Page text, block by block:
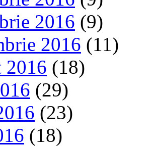
2016 (9)
2016 (11)
2016 (18)
(29)
(23)
(18)